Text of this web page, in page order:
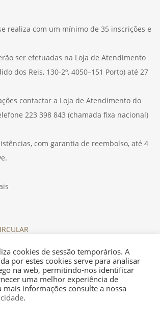
realiza com um mínimo de 35 inscrições e
ser efetuadas na Loja de Atendimento
dos Reis, 130-2º, 4050–151 Porto) até 27
contactar a Loja de Atendimento do
223 398 843 (chamada fixa nacional)
com garantia de reembolso, até 4
cookies de sessão temporários. A
por estes cookies serve para analisar
na web, permitindo-nos identificar
uma melhor experiência de
mais informações consulte a nossa
.